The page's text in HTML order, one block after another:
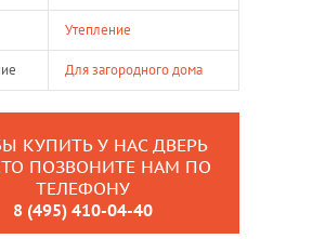
Утепление
Для загородного дома
КУПИТЬ У НАС ДВЕРЬ
ПОЗВОНИТЕ НАМ ПО
ТЕЛЕФОНУ
8 (495) 410-04-40